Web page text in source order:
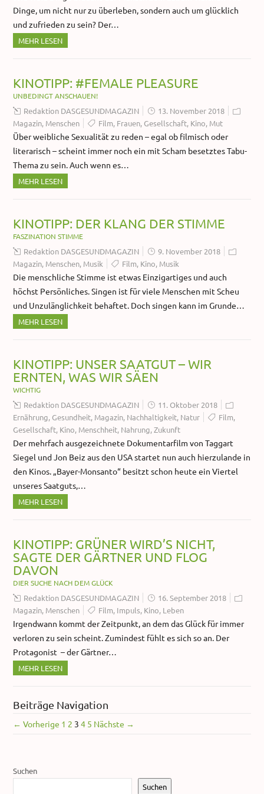
Dinge, um nicht nur zu überleben, sondern auch um glücklich
und zufrieden zu sein? Der…
MEHR LESEN
KINOTIPP: #FEMALE PLEASURE
UNBEDINGT ANSCHAUEN!
Redaktion DASGESUNDMAGAZIN
13. November 2018
Magazin, Menschen Film, Frauen,Gesellschaft, Kino, Mut
Über weibliche Sexualität zu reden – egal ob filmisch oder
literarisch – scheint immer noch ein mit Scham besetztes Tabu-
Thema zu sein. Auch wenn es…
MEHR LESEN
KINOTIPP: DER KLANG DER STIMME
FASZINATION STIMME
Redaktion DASGESUNDMAGAZIN
9. November 2018
Magazin, Menschen, Musik Film, Kino, Musik
Die menschliche Stimme ist etwas Einzigartiges und auch
höchst Persönliches. Singen ist für viele Menschen mit Scheu
und Unzulänglichkeit behaftet. Doch singen kann im Grunde…
MEHR LESEN
KINOTIPP: UNSER SAATGUT – WIR
ERNTEN, WAS WIR SÄEN
WICHTIG
Redaktion DASGESUNDMAGAZIN
11. Oktober 2018
Ernährung,Gesundheit, Magazin, Nachhaltigkeit, Natur Film,
Gesellschaft, Kino, Menschheit, Nahrung,Zukunft
Der mehrfach ausgezeichnete Dokumentarfilm von Taggart
Siegel und Jon Beiz aus den USA startet nun auch hierzulande in
den Kinos. „Bayer-Monsanto“ besitzt schon heute ein Viertel
unseres Saatguts,…
MEHR LESEN
KINOTIPP: GRÜNER WIRD’S NICHT,
SAGTE DER GÄRTNER UND FLOG
DAVON
DIER SUCHE NACH DEM GLÜCK
Redaktion DASGESUNDMAGAZIN
16. September 2018
Magazin, Menschen Film, Impuls, Kino, Leben
Irgendwann kommt der Zeitpunkt, an dem das Glück für immer
verloren zu sein scheint. Zumindest fühlt es sich so an. Der
Protagonist – der Gärtner…
MEHR LESEN
Beiträge Navigation
← Vorherige 1 2 3 4 5 Nächste →
Suchen
Suchen